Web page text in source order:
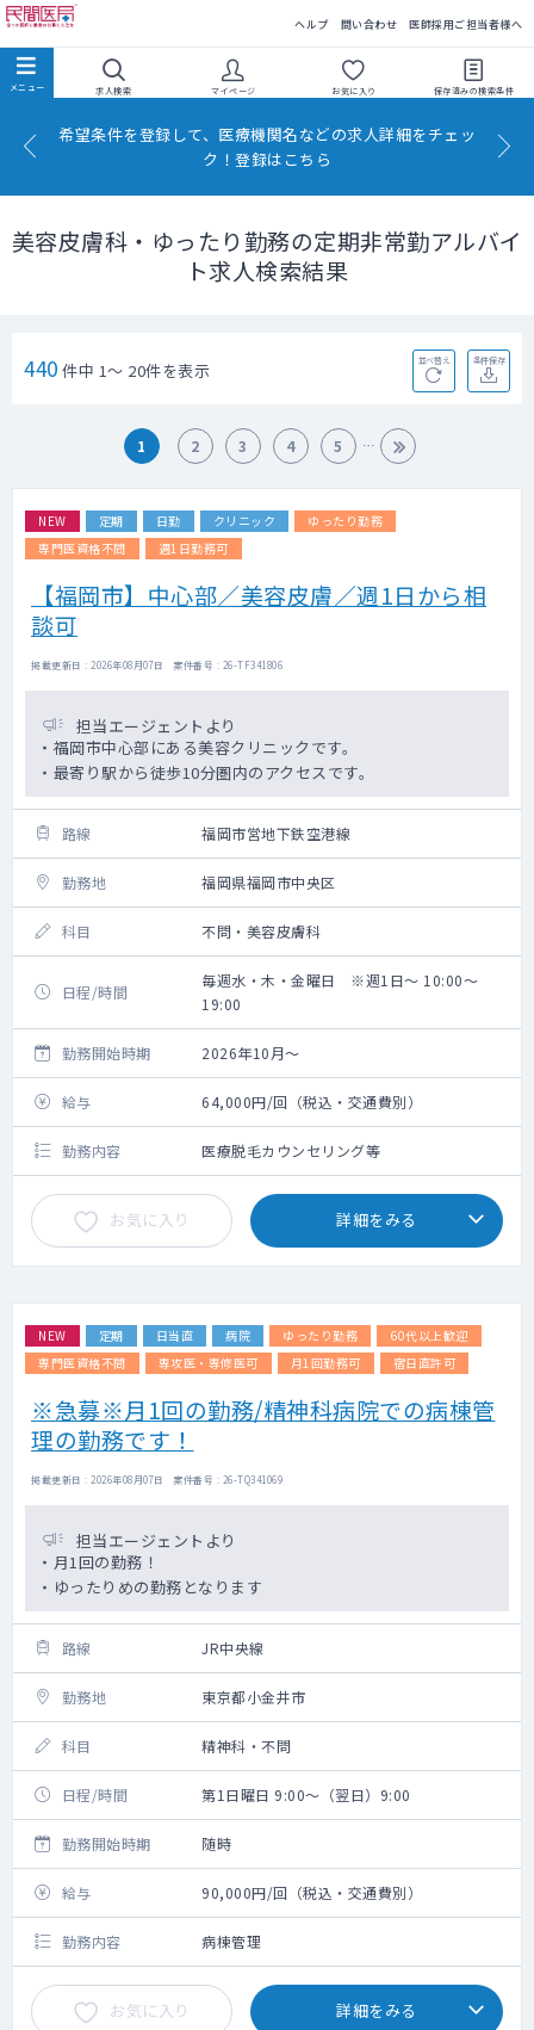
ヘルプ 問い合わせ 医師採用ご担当者様へ
求人検索 マイページ お気に入り 保存済みの検索条件
希望条件を登録して、医療機関名などの求人詳細をチェッ
ク！登録はこちら
美容皮膚科・ゆったり勤務の定期非常勤アルバイ
ト求人検索結果
440 件中 1～ 20件を表示 並べ替え 条件保存
1 2 3 4 5
NEW 定期 日勤 クリニック
ゆったり勤務
専門医資格不問
週1日勤務可
【福岡市】中心部／美容皮膚／週1日から相
談可
掲載更新日 : 2026年08月07日 案件番号 : 26-TF341806
担当エージェントより
・福岡市中心部にある美容クリニックです。
・最寄り駅から徒歩10分圏内のアクセスです。
路線 福岡市営地下鉄空港線
勤務地 福岡県福岡市中央区
科目 不問・美容皮膚科
日程/時間
毎週水・木・金曜日 ※週1日～ 10:00～
19:00
勤務開始時期 2026年10月～
給与 64,000円/回（税込・交通費別）
勤務内容 医療脱毛カウンセリング等
お気に入り 詳細をみる
NEW 定期 日当直 病院 ゆったり勤務
60代以上歓迎
専門医資格不問
専攻医・専修医可 月1回勤務可 宿日直許可
※急募※月1回の勤務/精神科病院での病棟管
理の勤務です！
掲載更新日 : 2026年08月07日 案件番号 : 26-TQ341069
担当エージェントより
・月1回の勤務！
・ゆったりめの勤務となります
路線 JR中央線
勤務地 東京都小金井市
科目 精神科・不問
日程/時間 第1日曜日 9:00～（翌日）9:00
勤務開始時期 随時
給与 90,000円/回（税込・交通費別）
勤務内容 病棟管理
お気に入り 詳細をみる